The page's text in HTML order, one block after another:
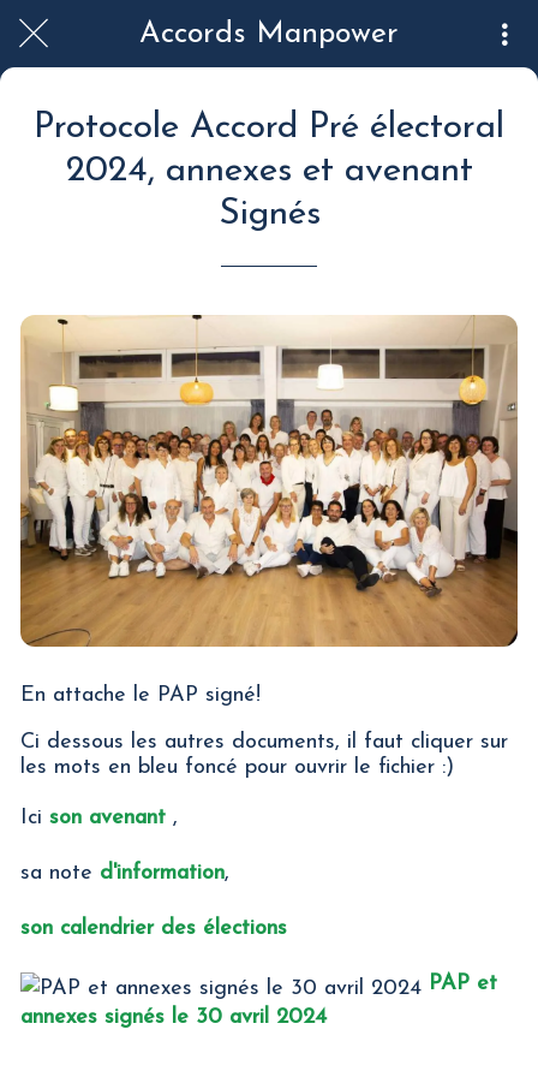
Accords Manpower
Protocole Accord Pré électoral
2024, annexes et avenant
Signés
En attache le PAP signé!
Ci dessous les autres documents, il faut cliquer sur
les mots en bleu foncé pour ouvrir le fichier :)
Ici son avenant ,
sa note d'information,
son calendrier des élections
PAP et
annexes signés le 30 avril 2024